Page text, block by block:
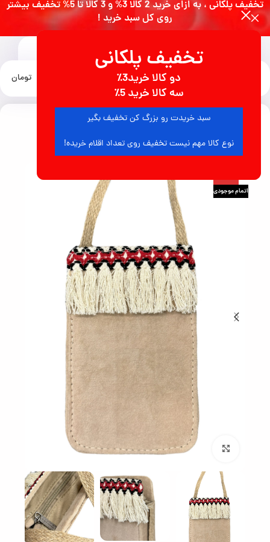
تخفیف پلکانی
دو کالا خرید3٪
سه کالا خرید 5٪
سبد خریدت رو بزرگ کن تخفیف بگیر
نوع کالا مهم نیست تخفیف روی تعداد اقلام خریده!
تومان
-50%
اتمام موجودی
بزرگنمایی تصویر
تخفیف پلکانی ، به ازای خرید 2 کالا 3% و 3 کالا تا 5% تخفیف بیشتر
روی کل سبد خرید !